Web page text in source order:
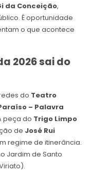
da Conceição,
É oportunidade
o que acontece
2026 sai do
do Teatro
– Palavra
peça do Trigo Limpo
de José Rui
regime de itinerância.
Jardim de Santo